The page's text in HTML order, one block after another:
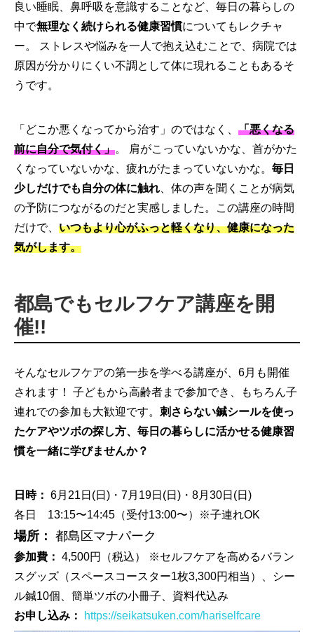
良い睡眠、鼻呼吸を意識することなど、毎日の暮らしの
中で無理なく続けられる健康習慣についてもレクチャ
ー。 ストレスや悩みを一人で抱え込むことで、病院では
原因が分かりにくい不調として体に現れることもあるそ
うです。
「どこか悪くなってから治す」のではなく、 「悪くなる
前に自分で気付く」。 肩がこっていないかな、首がかた
くなっていないかな、疲れがたまっていないかな。 毎日
少しだけでも自分の体に触れ、体の声を聞くことが病気
の予防につながるのだと実感しました。この講座の時間
だけで、 いつもより心がふっと軽くなり、健康になった
気がします。
都島でもセルフケア講座を開
催!!
そんなセルフケアの第一歩を学べる講座が、6月も開催
されます！ 子どもから高齢者まで参加でき、もちろん子
連れでの参加も大歓迎です。 刺さらない鍼シールを使っ
たケアやツボの探し方、毎日の暮らしに活かせる健康習
慣を一緒に学びませんか？
日時： 6月21日(日)・7月19日(日)・8月30日(日)
各日 13:15〜14:45（受付13:00〜）※子連れOK
場所： 都島区マナパーク
参加費： 4,500円（税込） ※セルフケアを高めるバラン
スグッズ（スペースコースター1枚3,300円相当）、シー
ル鍼10個、簡単ツボの小冊子、資料代込み
お申し込み：
https://seikatsuken.com/hariselfcare